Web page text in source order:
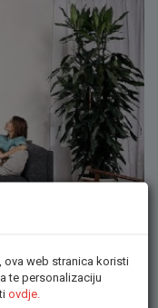
UREĐAJA
web stranica koristi
te personalizaciju
ovdje.